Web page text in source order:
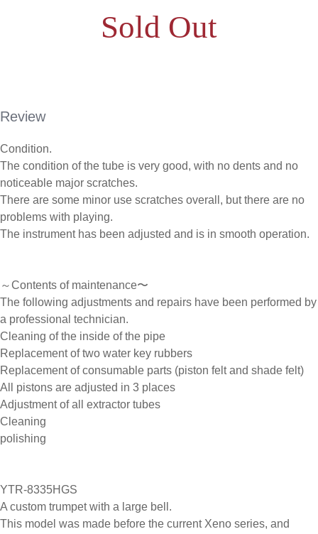
Sold Out
Review
Condition.
The condition of the tube is very good, with no dents and no
noticeable major scratches.
There are some minor use scratches overall, but there are no
problems with playing.
The instrument has been adjusted and is in smooth operation.
～Contents of maintenance〜
The following adjustments and repairs have been performed by
a professional technician.
Cleaning of the inside of the pipe
Replacement of two water key rubbers
Replacement of consumable parts (piston felt and shade felt)
All pistons are adjusted in 3 places
Adjustment of all extractor tubes
Cleaning
polishing
YTR-8335HGS
A custom trumpet with a large bell.
This model was made before the current Xeno series, and